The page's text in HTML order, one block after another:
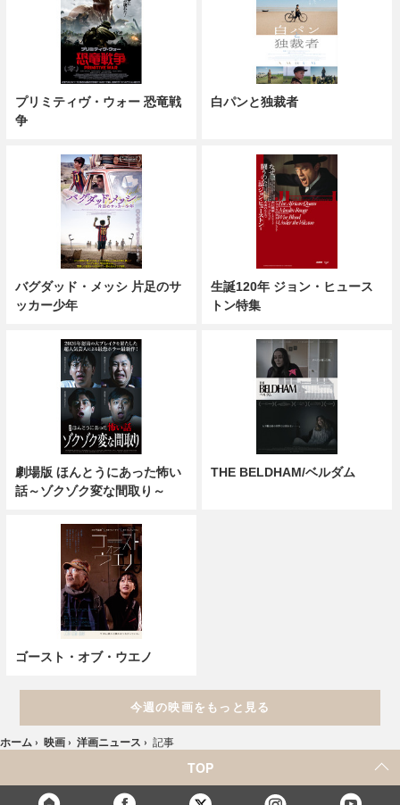
プリミティヴ・ウォー 恐竜戦
争
白パンと独裁者
バグダッド・メッシ 片足のサ
ッカー少年
生誕120年 ジョン・ヒュース
トン特集
劇場版 ほんとうにあった怖い
話～ゾクゾク変な間取り～
THE BELDHAM/ベルダム
ゴースト・オブ・ウエノ
今週の映画をもっと見る
ホーム › 映画 › 洋画ニュース › 記事
TOP